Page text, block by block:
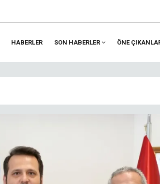
HABERLER SON HABERLER ÖNE